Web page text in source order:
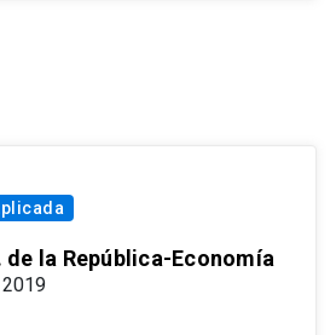
de la República-Economía